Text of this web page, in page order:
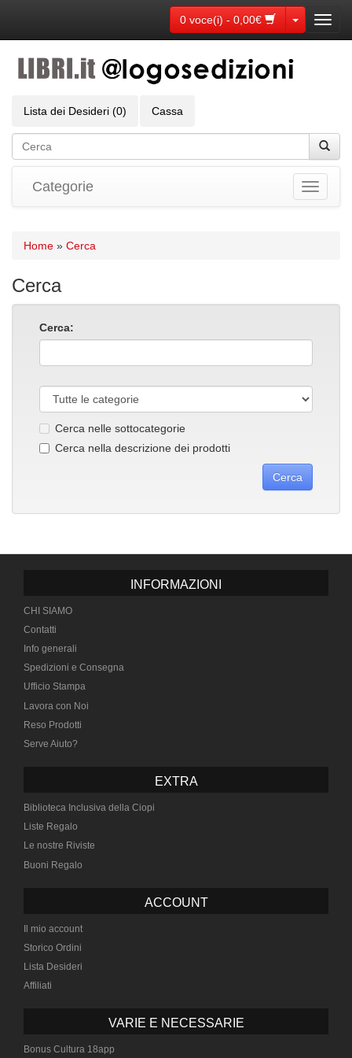
0 voce(i) - 0,00€ Toggle
Lista dei Desideri (0) Cassa
Toggle
Categorie
Home » Cerca
Cerca
Cerca:
Cerca nelle sottocategorie
Cerca nella descrizione dei prodotti
INFORMAZIONI
CHI SIAMO
Contatti
Info generali
Spedizioni e Consegna
Ufficio Stampa
Lavora con Noi
Reso Prodotti
Serve Aiuto?
EXTRA
Biblioteca Inclusiva della Ciopi
Liste Regalo
Le nostre Riviste
Buoni Regalo
ACCOUNT
Il mio account
Storico Ordini
Lista Desideri
Affiliati
VARIE E NECESSARIE
Bonus Cultura 18app